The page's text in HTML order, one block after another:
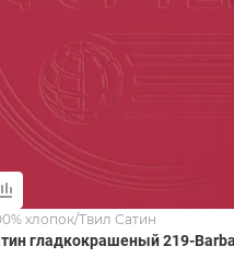
хлопок/Твил Сатин
гладкокрашеный 219-